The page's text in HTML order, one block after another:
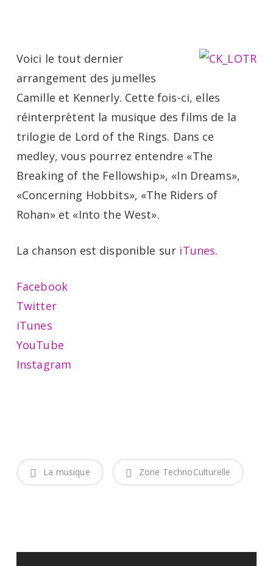
content
Voici le tout dernier
arrangement des jumelles
Camille et Kennerly. Cette fois-ci, elles
réinterprètent la musique des films de la
trilogie de Lord of the Rings. Dans ce
medley, vous pourrez entendre «The
Breaking of the Fellowship», «In Dreams»,
«Concerning Hobbits», «The Riders of
Rohan» et «Into the West».
La chanson est disponible sur iTunes.
Facebook
Twitter
iTunes
YouTube
Instagram
La musique Zone TechnoCulturelle